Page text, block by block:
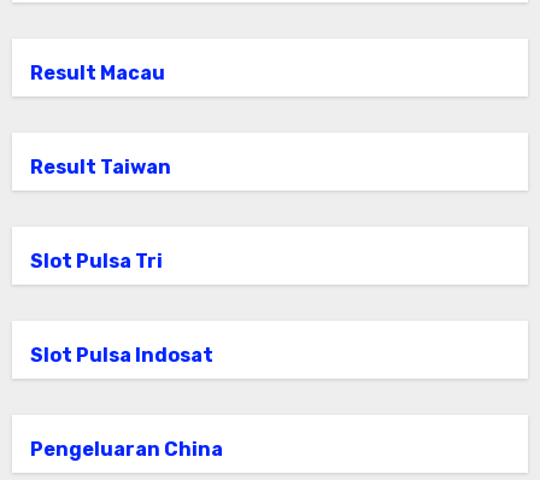
Result Macau
Result Taiwan
Slot Pulsa Tri
Slot Pulsa Indosat
Pengeluaran China